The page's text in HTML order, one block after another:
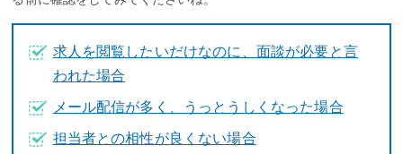
求人を閲覧したいだけなのに、面談が必要と言
われた場合
メール配信が多く、うっとうしくなった場合
担当者との相性が良くない場合